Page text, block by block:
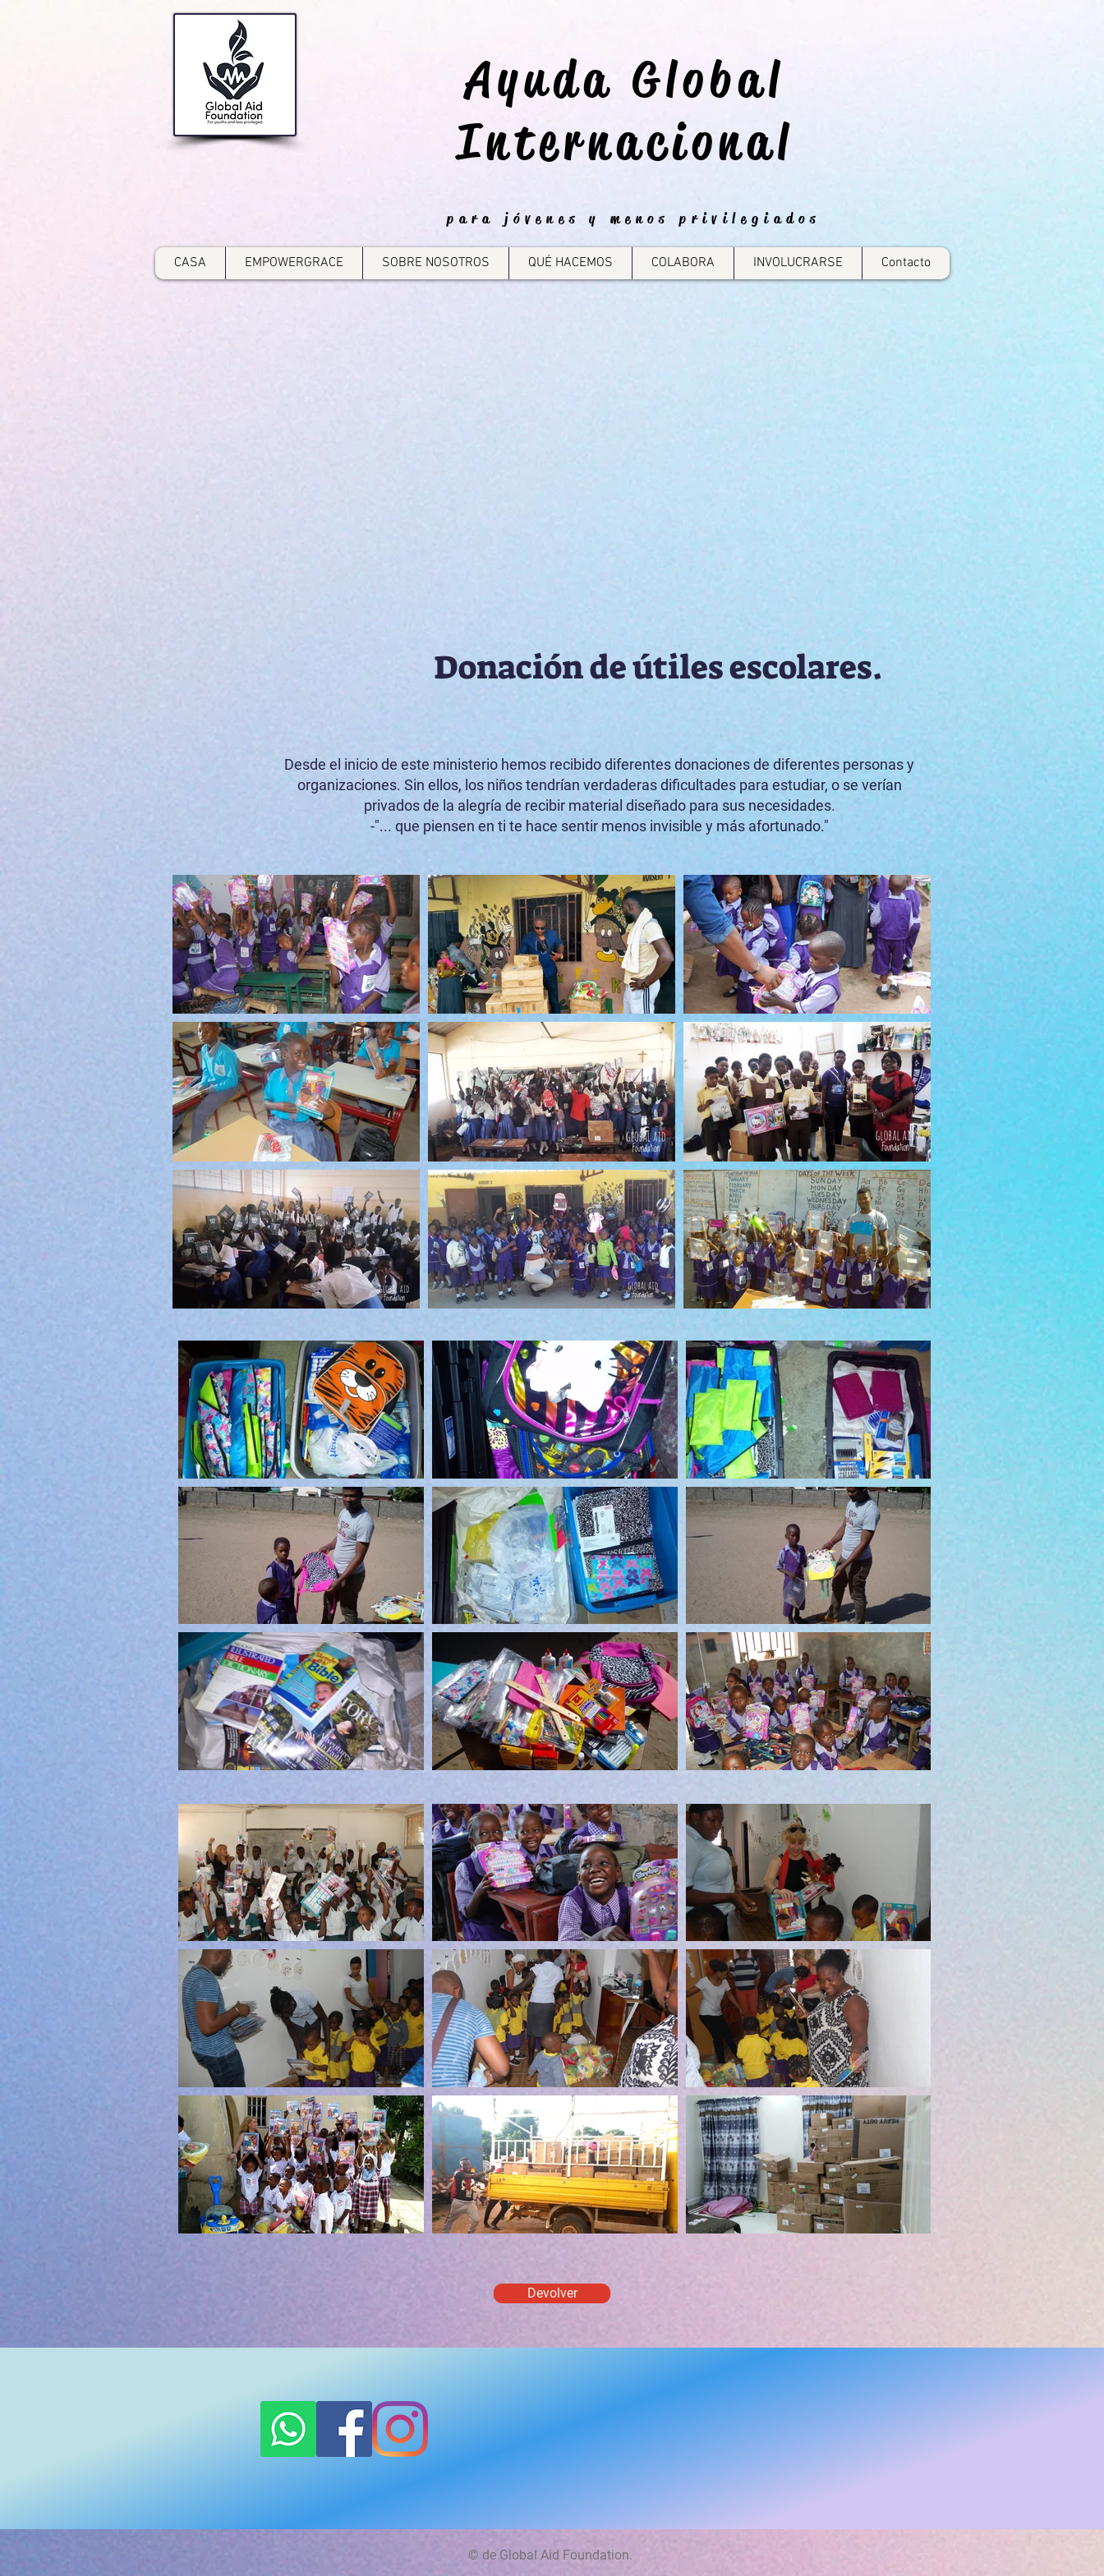
Ayuda Global
Internacional
para jóvenes y menos privilegiados
CASA EMPOWERGRACE SOBRE NOSOTROS QUÉ HACEMOS COLABORA INVOLUCRARSE Contacto
Donación de útiles escolares.
Desde el inicio de este ministerio hemos recibido diferentes donaciones de diferentes personas y
organizaciones. Sin ellos, los niños tendrían verdaderas dificultades para estudiar, o se verían
privados de la alegría de recibir material diseñado para sus necesidades.
-"... que piensen en ti te hace sentir menos invisible y más afortunado."
Devolver
© de Global Aid Foundation.